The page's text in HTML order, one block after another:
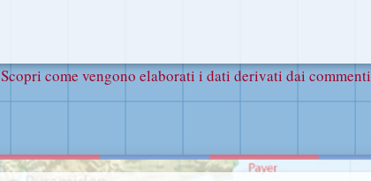
Scopri come vengono elaborati i dati derivati dai commenti